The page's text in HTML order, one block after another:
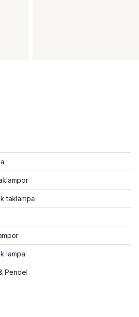
taklampa
lampa
Pendel